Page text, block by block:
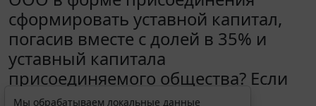
сформировать уставной капитал,
погасив вместе с долей в 35% и
уставный капитала
присоединяемого общества? Если
да, то в каком порядке это
Мы обрабатываем локальные данные